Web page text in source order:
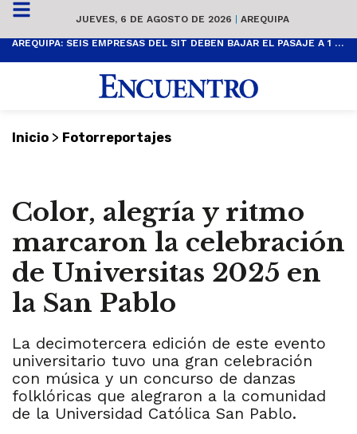
JUEVES, 6 DE AGOSTO DE 2026 | AREQUIPA
AREQUIPA: SEIS EMPRESAS DEL SIT DEBEN BAJAR EL PASAJE A 1 SOL
Inicio > Fotorreportajes
Color, alegría y ritmo
marcaron la celebración
de Universitas 2025 en
la San Pablo
La decimotercera edición de este evento
universitario tuvo una gran celebración
con música y un concurso de danzas
folklóricas que alegraron a la comunidad
de la Universidad Católica San Pablo.